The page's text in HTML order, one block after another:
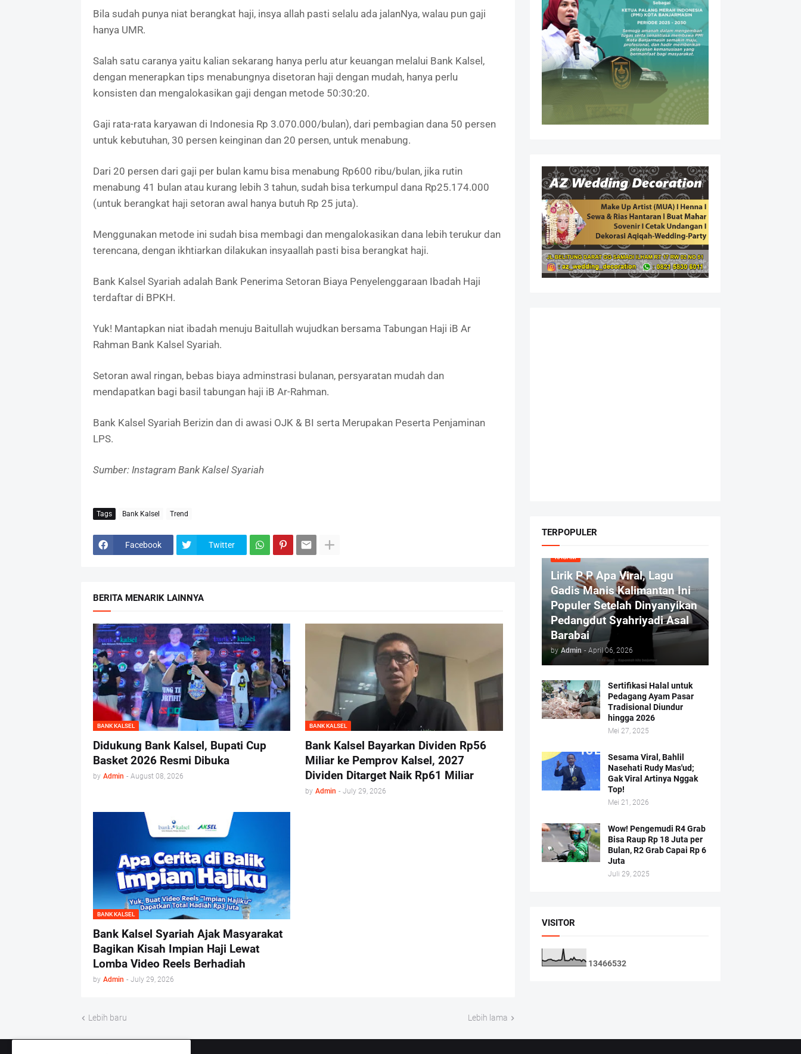
Bila sudah punya niat berangkat haji, insya allah pasti selalu ada jalanNya, walau pun gaji
hanya UMR.
Salah satu caranya yaitu kalian sekarang hanya perlu atur keuangan melalui Bank Kalsel,
dengan menerapkan tips menabungnya disetoran haji dengan mudah, hanya perlu
konsisten dan mengalokasikan gaji dengan metode 50:30:20.
Gaji rata-rata karyawan di Indonesia Rp 3.070.000/bulan), dari pembagian dana 50 persen
untuk kebutuhan, 30 persen keinginan dan 20 persen, untuk menabung.
Dari 20 persen dari gaji per bulan kamu bisa menabung Rp600 ribu/bulan, jika rutin
menabung 41 bulan atau kurang lebih 3 tahun, sudah bisa terkumpul dana Rp25.174.000
(untuk berangkat haji setoran awal hanya butuh Rp 25 juta).
Menggunakan metode ini sudah bisa membagi dan mengalokasikan dana lebih terukur dan
terencana, dengan ikhtiarkan dilakukan insyaallah pasti bisa berangkat haji.
Bank Kalsel Syariah adalah Bank Penerima Setoran Biaya Penyelenggaraan Ibadah Haji
terdaftar di BPKH.
Yuk! Mantapkan niat ibadah menuju Baitullah wujudkan bersama Tabungan Haji iB Ar
Rahman Bank Kalsel Syariah.
Setoran awal ringan, bebas biaya adminstrasi bulanan, persyaratan mudah dan
mendapatkan bagi basil tabungan haji iB Ar-Rahman.
Bank Kalsel Syariah Berizin dan di awasi OJK & BI serta Merupakan Peserta Penjaminan
LPS.
Sumber: Instagram Bank Kalsel Syariah
Tags Bank Kalsel Trend
Facebook Twitter
BERITA MENARIK LAINNYA
BANK KALSEL
Didukung Bank Kalsel, Bupati Cup
Basket 2026 Resmi Dibuka
by Admin - August 08, 2026
BANK KALSEL
Bank Kalsel Bayarkan Dividen Rp56
Miliar ke Pemprov Kalsel, 2027
Dividen Ditarget Naik Rp61 Miliar
by Admin - July 29, 2026
BANK KALSEL
Bank Kalsel Syariah Ajak Masyarakat
Bagikan Kisah Impian Haji Lewat
Lomba Video Reels Berhadiah
by Admin - July 29, 2026
Lebih baru Lebih lama
TERPOPULER
RAGAM
Lirik P P Apa Viral, Lagu
Gadis Manis Kalimantan Ini
Populer Setelah Dinyanyikan
Pedangdut Syahriyadi Asal
Barabai
by Admin - April 06, 2026
Sertifikasi Halal untuk
Pedagang Ayam Pasar
Tradisional Diundur
hingga 2026
Mei 27, 2025
Sesama Viral, Bahlil
Nasehati Rudy Mas'ud;
Gak Viral Artinya Nggak
Top!
Mei 21, 2026
Wow! Pengemudi R4 Grab
Bisa Raup Rp 18 Juta per
Bulan, R2 Grab Capai Rp 6
Juta
Juli 29, 2025
VISITOR
13466532